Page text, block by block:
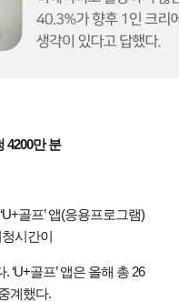
4200만 분
골프’ 앱(응용프로그램)
시간이
‘U+골프’ 앱은 올해 총 26
계했다.